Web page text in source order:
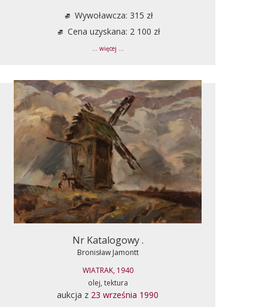
Wywoławcza: 315 zł
Cena uzyskana: 2 100 zł
... więcej ...
Nr Katalogowy .
Bronisław Jamontt
WIATRAK, 1940
olej, tektura
aukcja z 23 września 1990